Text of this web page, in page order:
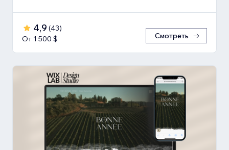
4,9 (43)
От 1 500 $
Смотреть